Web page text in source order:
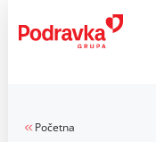
content
Početna